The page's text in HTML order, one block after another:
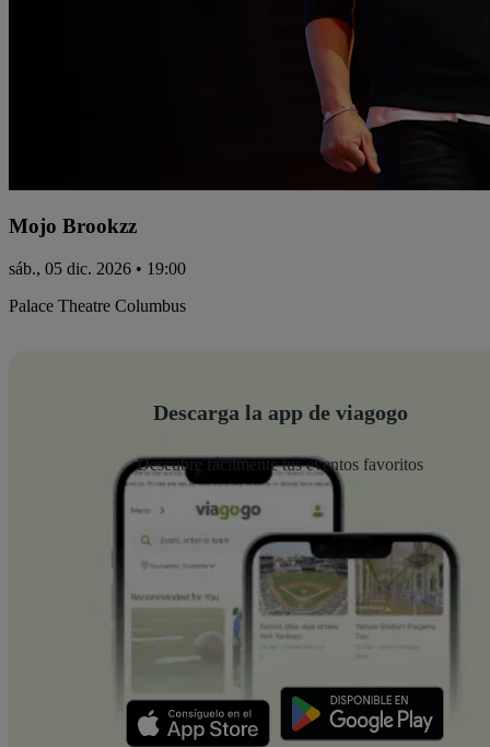
Mojo Brookzz
sáb., 05 dic. 2026 • 19:00
Palace Theatre Columbus
Descarga la app de viagogo
Descubre fácilmente tus eventos favoritos